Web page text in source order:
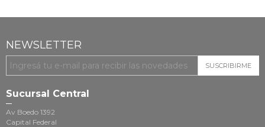
NEWSLETTER
SUSCRIBIRME
Sucursal Central
Av Boedo 1392
Capital Federal